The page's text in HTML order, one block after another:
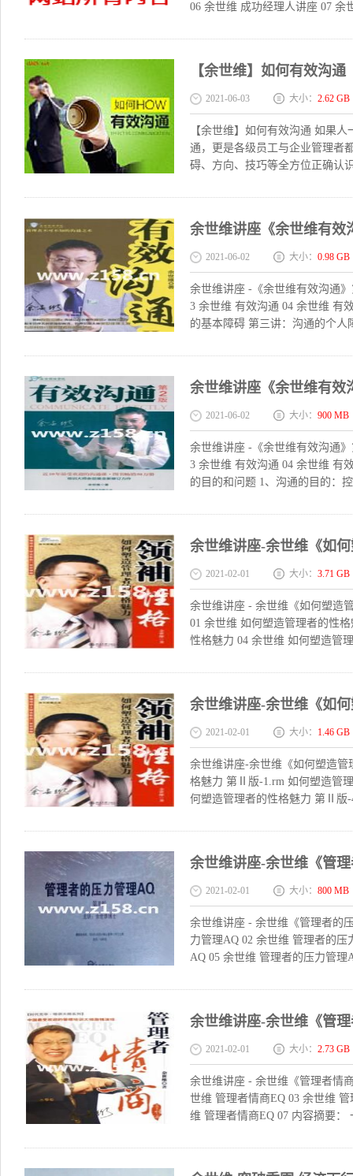
06 余世维 成功经理人讲座 07 余
【余世维】如何有效沟通
2021-06-03 大小： 2.62 GB
【余世维】如何有效沟通 如果
通，更是各级员工与企业管理者
碍、方向、技巧等全方位正确认
余世维讲座《余世维有效
2021-06-02 大小： 0.98 GB
余世维讲座 -《余世维有效沟通
3 余世维 有效沟通 04 余世维 有
的基本障碍 第三讲：沟通的个
余世维讲座《余世维有效
2021-06-02 大小： 900 MB
余世维讲座 -《余世维有效沟通
3 余世维 有效沟通 04 余世维 有
的目的和问题 1、沟通的目的：
余世维讲座-余世维《如
2021-02-01 大小： 3.71 GB
余世维讲座 - 余世维《如何塑造
01 余世维 如何塑造管理者的性
性格魅力 04 余世维 如何塑造管
余世维讲座-余世维《如
2021-02-01 大小： 1.46 GB
余世维讲座-余世维《如何塑造
格魅力 第Ⅱ版-1.rm 如何塑造管
何塑造管理者的性格魅力 第Ⅱ版
余世维讲座-余世维《管
2021-02-01 大小： 800 MB
余世维讲座 - 余世维《管理者的
力管理AQ 02 余世维 管理者的
AQ 05 余世维 管理者的压力管理
余世维讲座-余世维《管
2021-02-01 大小： 2.73 GB
余世维讲座 - 余世维《管理者情
世维 管理者情商EQ 03 余世维
维 管理者情商EQ 07 内容摘要：